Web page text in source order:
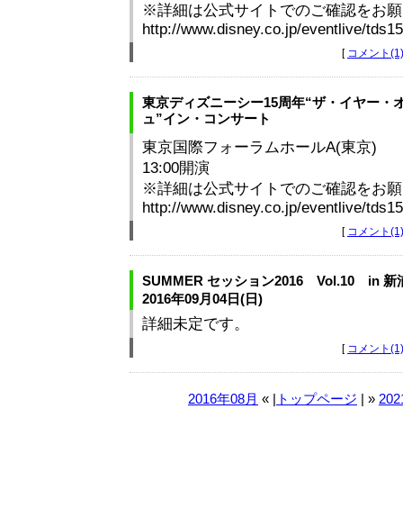
※詳細は公式サイトでのご確認をお
http://www.disney.co.jp/eventlive/
[ コメント(1)
東京ディズニーシー15周年“ザ・イヤー・
ュ”イン・コンサート
東京国際フォーラムホールA(東京)
13:00開演
※詳細は公式サイトでのご確認をお
http://www.disney.co.jp/eventlive/
[ コメント(1)
SUMMER セッション2016 Vol.10 in 新
2016年09月04日(日)
詳細未定です。
[ コメント(1)
2016年08月 « | トップページ | »